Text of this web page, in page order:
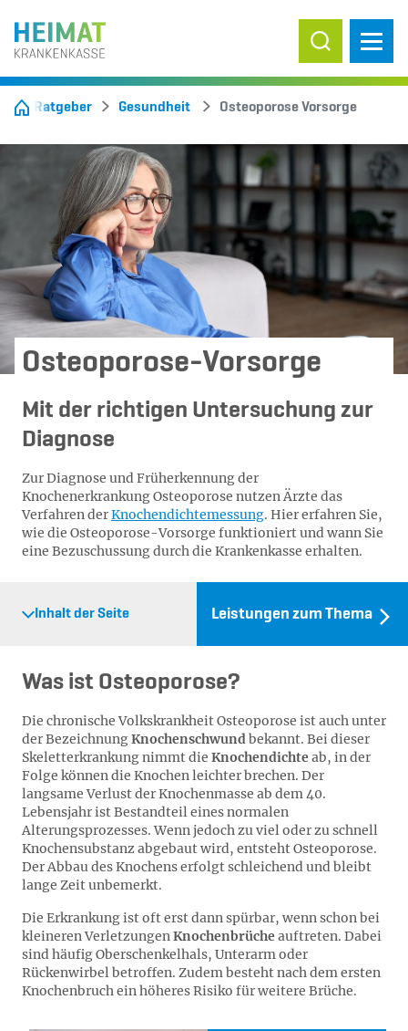
Suche ein-/
Ratgeber Gesundheit Osteoporose Vorsorge
Osteoporose-Vorsorge
Mit der richtigen Untersuchung zur
Diagnose
Zur Diagnose und Früherkennung der
Knochenerkrankung Osteoporose nutzen Ärzte das
Verfahren derKnochendichtemessung. Hier erfahren Sie,
wie die Osteoporose-Vorsorge funktioniert und wann Sie
eine Bezuschussung durch die Krankenkasse erhalten.
Inhalt der Seite Leistungen zum Thema
Was ist Osteoporose?
Die chronische Volkskrankheit Osteoporose ist auch unter
der BezeichnungKnochenschwundbekannt. Bei dieser
Skeletterkrankung nimmt die Knochendichteab, in der
Folge können die Knochen leichter brechen. Der
langsame Verlust der Knochenmasse ab dem 40.
Lebensjahr ist Bestandteil eines normalen
Alterungsprozesses. Wenn jedoch zu viel oder zu schnell
Knochensubstanz abgebaut wird, entsteht Osteoporose.
Der Abbau des Knochens erfolgt schleichend und bleibt
lange Zeit unbemerkt.
Die Erkrankung ist oft erst dann spürbar, wenn schon bei
kleineren VerletzungenKnochenbrücheauftreten. Dabei
sind häufig Oberschenkelhals, Unterarm oder
Rückenwirbel betroffen. Zudem besteht nach dem ersten
Knochenbruch ein höheres Risiko für weitere Brüche.